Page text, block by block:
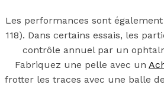
Les performances sont
118). Dans certains essais, les
contrôle annuel par un
Fabriquez une pelle avec un
frotter les traces avec une balle
Next
prix des comprimés de